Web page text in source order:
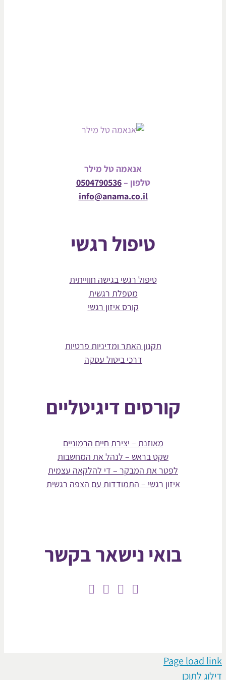
אנאמה טל מילר
טלפון –0504790536
info@anama.co.il
טיפול רגשי
טיפול רגשי בגישה חווייתית
מטפלת רגשית
קורס איזון רגשי
תקנון האתר ומדיניות פרטיות
דרכי ביטול עסקה
קורסים דיגיטליים
מאוזנת – יצירת חיים הרמוניים
שקט בראש – לנהל את המחשבות
לפטר את המבקר – די להלקאה עצמית
איזון רגשי – התמודדות עם הצפה רגשית
בואי נישאר בקשר
Page